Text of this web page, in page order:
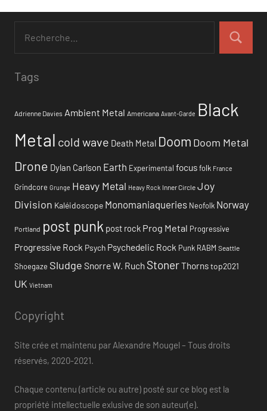
Tags
Adrienne Davies Ambient Metal Americana Avant-Garde Black
Metal cold wave Death Metal Doom Doom Metal
Drone Dylan Carlson Earth Experimental focusfolk France
Grindcore Grunge Heavy Metal Heavy Rock Inner Circle Joy
Division Kaléidoscope Monomaniaqueries Neofolk Norway
Portland post punk post rock Prog Metal Progressive
Progressive Rock Psych Psychedelic Rock Punk RABM Seattle
Shoegaze Sludge Snorre W. Ruch StonerThornstop2021
UK Vietnam
Copyright
Site crée et maintenu par Alexandre Mougel – Tous droits
réservés, 2020-2021.
Chaque contenu (article ou autre) posté sur ce blog est la
propriété intellectuelle exlusive de son auteur(e).